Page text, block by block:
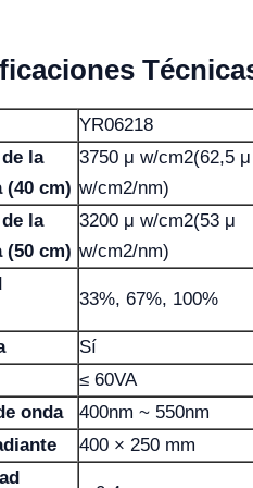
YR06218
la
cm)
3750 μ w/cm2(62,5 μ
w/cm2/nm)
la
cm)
3200 μ w/cm2(53 μ
w/cm2/nm)
33%, 67%, 100%
Sí
≤ 60VA
onda
400nm ~ 550nm
400 × 250 mm